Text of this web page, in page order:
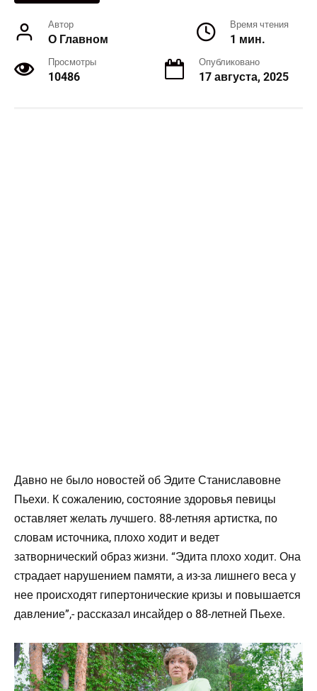
Автор
О Главном
Время чтения
1 мин.
Просмотры
10486
Опубликовано
17 августа, 2025
Давно не было новостей об Эдите Станиславовне
Пьехи. К сожалению, состояние здоровья певицы
оставляет желать лучшего. 88-летняя артистка, по
словам источника, плохо ходит и ведет
затворнический образ жизни. “Эдита плохо ходит. Она
страдает нарушением памяти, а из-за лишнего веса у
нее происходят гипертонические кризы и повышается
давление”,- рассказал инсайдер о 88-летней Пьехе.